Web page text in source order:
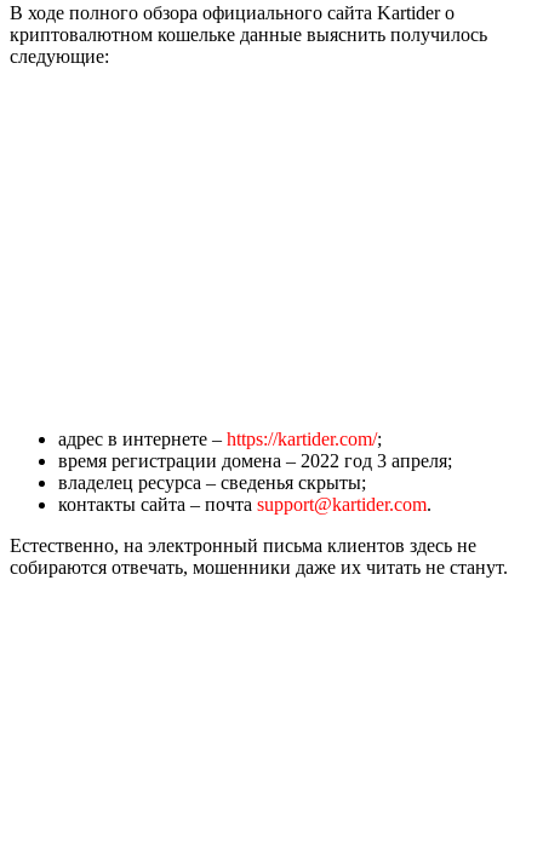
В ходе полного обзора официального сайта Kartider о
криптовалютном кошельке данные выяснить получилось
следующие:
адрес в интернете – https://kartider.com/;
время регистрации домена – 2022 год 3 апреля;
владелец ресурса – сведенья скрыты;
контакты сайта – почта support@kartider.com.
Естественно, на электронный письма клиентов здесь не
собираются отвечать, мошенники даже их читать не станут.